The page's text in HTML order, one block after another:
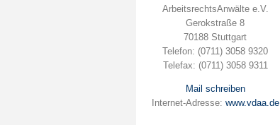
ArbeitsrechtsAnwälte e.V.
Gerokstraße 8
70188 Stuttgart
Telefon: (0711) 3058 9320
Telefax: (0711) 3058 9311
Mail schreiben
Internet-Adresse: www.vdaa.de